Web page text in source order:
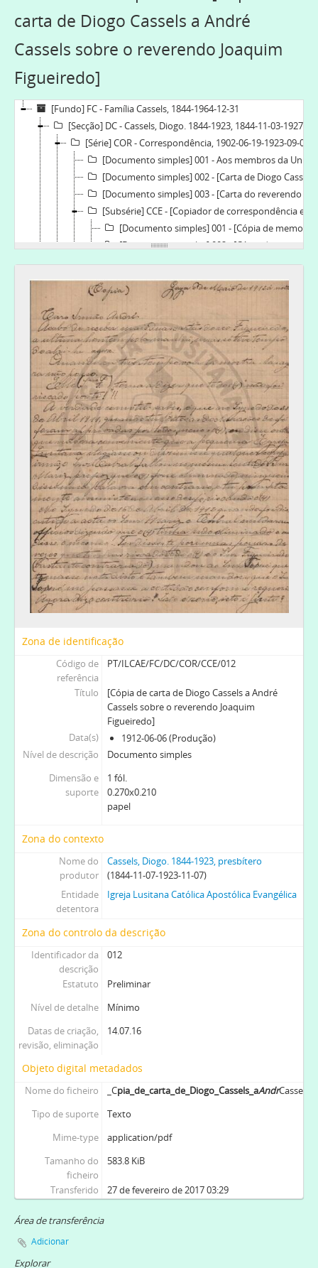
carta de Diogo Cassels a André
Cassels sobre o reverendo Joaquim
Figueiredo]
[Fundo] FC - Família Cassels, 1844-1964-12-31
[Secção] DC - Cassels, Diogo. 1844-1923, 1844-11-03-1927-08-22
[Série] COR - Correspondência, 1902-06-19-1923-09-07
[Documento simples] 001 - Aos membros da União Cristã da Mocidade de Vila Nova de Gaia, 1902-06-19
[Documento simples] 002 - [Carta de Diogo Cassels sobre a independência da Igreja Lusitana], 1913
[Documento simples] 003 - [Carta do reverendo George Bell a Diogo Cassels], 1920-08
[Subsérie] CCE - [Copiador de correspondência enviada], 1908-07-1923-01-21
[Documento simples] 001 - [Cópia de memorial apresentado pela Igreja Lusitana à Conferência de Lambeth], 1908-07
[Documento simples] 002 - [Cópia de carta a Frederic Flower sobre constituição da Igreja Lusitana], 1910-04-24
[Documento simples] 003 - [Cópia de carta de Diogo Cassels a André Cassels sobre ata do Sínodo], 1910-06-09
[Documento simples] 004 - [Cópia de carta de Diogo Cassels a André Cassels sobre o bispo de Gibraltar e o bispo da Irlanda], 1910-06-10
[Documento simples] 005 - [Cópia de carta de Diogo Cassels a André Cassels sobre o dinheiro pedido por Ethel], 1910-06-11
[Documento simples] 006 - [Cópia de carta de Diogo Cassels ao doutor Noyes sobre o Livro de Oração Comum], 1911-07-13
[Documento simples] 007 - [Carta de Diogo Cassels a André Cassels sobre a Comissão Permanente], 1912-08-28
[Documento simples] 008 - [Cópia de carta de Diogo Cassels para diversos bispos], 1912-10-29
[Documento simples] 009 - [Cópia de carta de Diogo Cassels sobre missões], 1912-11-06
[Documento simples] 010 - [Cópia de carta de Diogo Cassels a André Cassels sobre Frederic Flower e a Igreja Lusitana], 1912-11-08
[Documento simples] 011 - [Cópia de carta de Diogo Cassels a André Cassels sobre nomeações na Igreja Lusitana], 1913-01-06
[Documento simples] 012 - [Cópia de carta de Diogo Cassels a André Cassels sobre o reverendo Joaquim Figueiredo], 1912-06-06
[Documento simples] 013 - [Cópia de carta de Diogo Cassels para o Bispo de Gloucester], 1913-12-09
[Documento simples] 014 - [Cópia de carta de Diogo Cassels a André Cassels sobre Comissão Cultual], 1915-05-13
[Documento simples] 015 - [Cópia de carta de Diogo Cassels a André Cassels sobre artigos publicados no jornal The Guardian], 1915-08-30
[Documento simples] 016 - [Cópia de carta de Diogo Cassels a André Cassels sobre a sagração de um bispo], 1921-08-30
[Documento simples] 017 - [Cópia de Carta de Diogo Cassels ao Bispo de Meath], 1921
[Documento simples] 018 - [Cópia de carta de Diogo Cassels a André Cassels sobre recepção de um bispo], 1921-11-14
[Documento simples] 019 - [Cópia de Carta de Diogo Cassels aos membros do Conselho de Bispos], 1921-11-11
[Documento simples] 020 - [Carta de Diogo Cassels a André Cassels sobre a construção de uma capela na Madalena], 1923-01-21
[Documento simples] 021 - [Cópia de Carta de Diogo Cassels ao Bispo de Meath], 1920-02
[Subsérie] CT - Cartas sobre os bens deixados em testamento por Diogo Cassels, 1923-11-21-1927-08-22
[Série] RJ - [Recortes de jornal de Diogo Cassels], 1911-02-10-1923-09-07
[Série] CT - Certidões do testamento de Diogo Cassels, 1924-03-22-1924-11-25
[Secção] WWC - Cassels, William Wharton. 1858-1925, bispo, 1858-03-11-1925-11-07
[Secção] AC - Cassels, André Boys.1849-1931, 1849-07-1931-12-18
Zona de identificação
Código de
referência
PT/ILCAE/FC/DC/COR/CCE/012
Título
[Cópia de carta de Diogo Cassels a André
Cassels sobre o reverendo Joaquim
Figueiredo]
Data(s)
1912-06-06 (Produção)
Nível de descrição
Documento simples
Dimensão e
suporte
1 fól.
0.270x0.210
papel
Zona do contexto
Nome do
produtor
Cassels, Diogo. 1844-1923, presbítero
(1844-11-07-1923-11-07)
Entidade
detentora
Igreja Lusitana Católica Apostólica Evangélica
Zona do controlo da descrição
Identificador da
descrição
012
Estatuto
Preliminar
Nível de detalhe
Mínimo
Datas de criação,
revisão, eliminação
14.07.16
Objeto digital metadados
Nome do ficheiro _Cpia_de_carta_de_Diogo_Cassels_aAndr
Tipo de suporte
Texto
Mime-type
application/pdf
Tamanho do
ficheiro
583.8 KiB
Transferido 27 de fevereiro de 2017 03:29
Área de transferência
Adicionar
Explorar